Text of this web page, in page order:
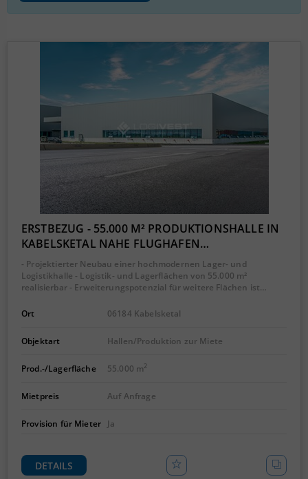
ERSTBEZUG - 55.000 M² PRODUKTIONSHALLE IN
KABELSKETAL NAHE FLUGHAFEN…
- Projektierter Neubau einer hochmodernen Lager- und
Logistikhalle - Logistik- und Lagerflächen von 55.000 m²
realisierbar - Erweiterungspotenzial für weitere Flächen ist…
Ort 06184 Kabelsketal
Objektart Hallen/Produktion zur Miete
Prod.-/Lagerfläche 55.000 m2
Mietpreis Auf Anfrage
Provision für Mieter Ja
DETAILS